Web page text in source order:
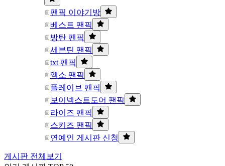
팬픽 이야기방
베스트 팬픽
방탄 팬픽
세븐틴 팬픽
txt 팬픽
엑소 팬픽
플레이브 팬픽
보이넥스트도어 팬픽
라이즈 팬픽
스키즈 팬픽
연예인 게시판 신청
게시판 전체보기